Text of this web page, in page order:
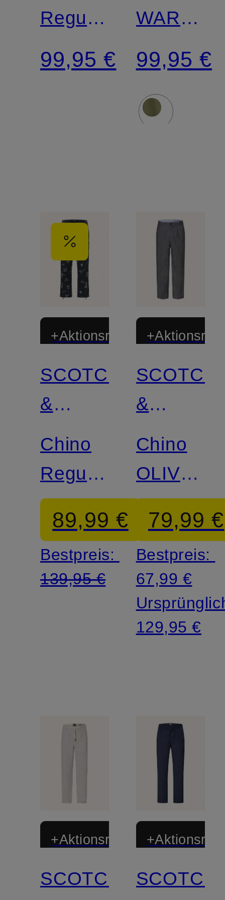
Regular
Fit
99,95 €
WARREN
Extra
Slim Fit
99,95 €
+Aktionsrabatt
SCOTCH
&
SODA
Chino
Regular
Fit
89,99 €
Bestpreis:
139,95 €
SCOTCH
&
SODA
Chino
OLIVER
Relaxed
Fit
79,99 €
Bestpreis:
67,99 €
129,95 €
+Aktionsrabatt
SCOTCH
SCOTCH